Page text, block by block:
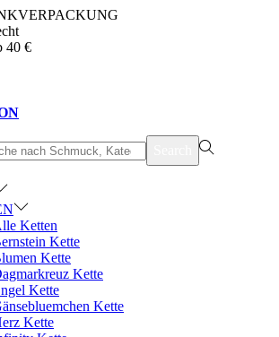
40 €
Ketten
Kette
Kette
Kette
Kette
Kette
Kette